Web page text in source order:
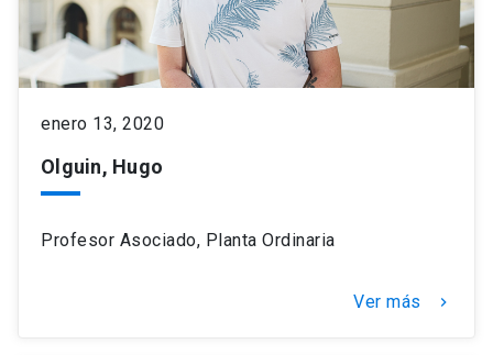
enero 13, 2020
Olguin, Hugo
Profesor Asociado, Planta Ordinaria
Ver más keyboard_arrow_right